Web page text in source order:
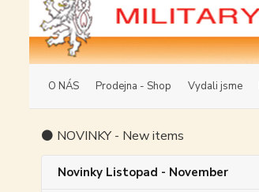
O NÁS Prodejna - Shop Vydali jsme
⚫ NOVINKY - New items
Novinky Listopad - November